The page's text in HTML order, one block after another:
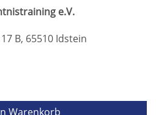
e.V.
B, 65510 Idstein
Warenkorb